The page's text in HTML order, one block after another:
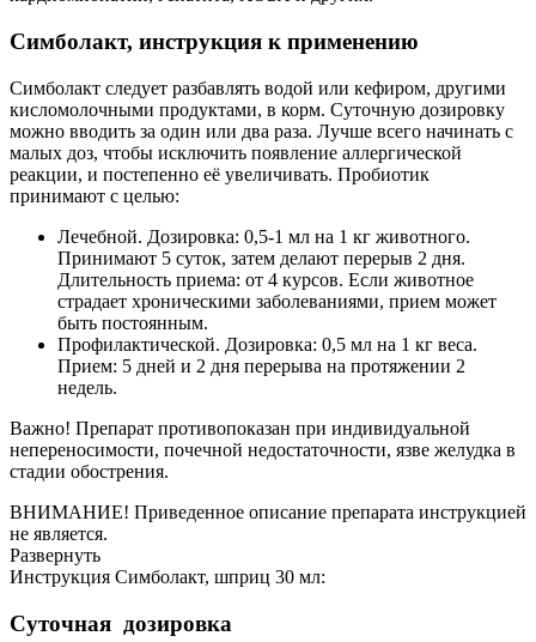
Симболакт, инструкция к применению
Симболакт следует разбавлять водой или кефиром, другими
кисломолочными продуктами, в корм. Суточную дозировку
можно вводить за один или два раза. Лучше всего начинать с
малых доз, чтобы исключить появление аллергической
реакции, и постепенно её увеличивать. Пробиотик
принимают с целью:
Лечебной. Дозировка: 0,5-1 мл на 1 кг животного.
Принимают 5 суток, затем делают перерыв 2 дня.
Длительность приема: от 4 курсов. Если животное
страдает хроническими заболеваниями, прием может
быть постоянным.
Профилактической. Дозировка: 0,5 мл на 1 кг веса.
Прием: 5 дней и 2 дня перерыва на протяжении 2
недель.
Важно! Препарат противопоказан при индивидуальной
непереносимости, почечной недостаточности, язве желудка в
стадии обострения.
ВНИМАНИЕ! Приведенное описание препарата инструкцией
не является.
Развернуть
Инструкция Симболакт, шприц 30 мл:
Суточная дозировка